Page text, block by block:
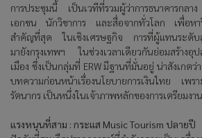
การประชุมนี้ เป็นเวทีที่รวมผู้ว่าการธนาคารก
เอกชน นักวิชาการ และสื่อจากทั่วโลก เพื่อหา
สำคัญที่สุด ในเชิงเศรษฐกิจ การที่ผู้แทนระดับ
มายังกรุงเทพฯ ในช่วงเวลาเดียวกันย่อมสร้างอุ
เมือง ซึ่งเป็นกลุ่มที่ ERWมีฐานที่มั่นอยู่ น่าสังเกตว่
บทความก่อนหน้าเรื่องนโยบายการเงินไทย เ
รัตนากร เป็นหนึ่งในเจ้าภาพหลักของการเตรียมงาน
แรงหนุนที่สาม : กระแส Music Tourism ปลายปี